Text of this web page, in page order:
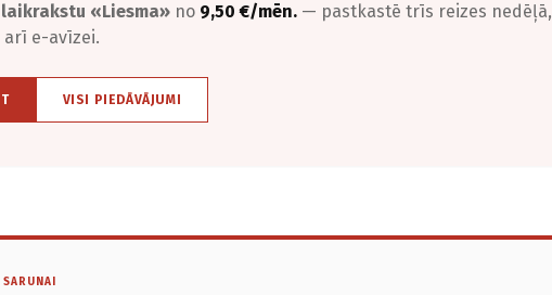
«Liesma» no 9,50 €/mēn. — pastkastē trīs reizes nedēļā,
arī e-avīzei.
VISI PIEDĀVĀJUMI